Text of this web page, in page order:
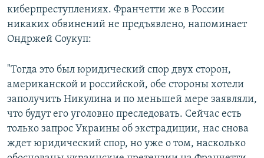
киберпреступлениях. Франчетти же в России
никаких обвинений не предъявлено, напоминает
Ондржей Соукуп:
"Тогда это был юридический спор двух сторон,
американской и российской, обе стороны хотели
заполучить Никулина и по меньшей мере заявляли,
что будут его уголовно преследовать. Сейчас есть
только запрос Украины об экстрадиции, нас снова
ждет юридический спор, но уже о том, насколько